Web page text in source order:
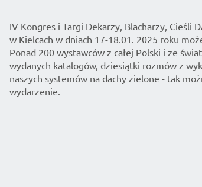
IV Kongres i Targi Dekarzy, Blacharzy, Cieśli
w Kielcach w dniach 17-18.01. 2025 roku
Ponad 200 wystawców z całej Polski i ze
wydanych katalogów, dziesiątki rozmów z
naszych systemów na dachy zielone - tak
wydarzenie.